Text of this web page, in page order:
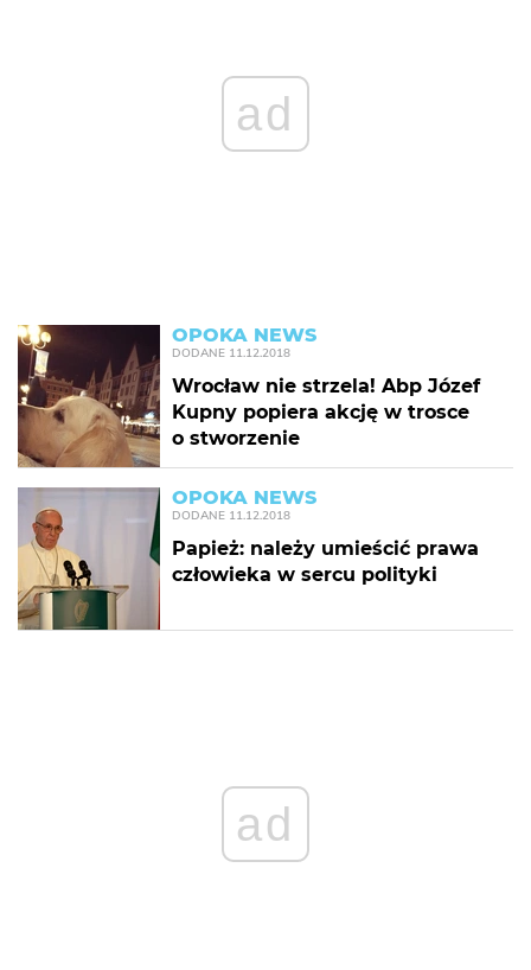
ad
OPOKA NEWS
DODANE 11.12.2018
Wrocław nie strzela! Abp Józef
Kupny popiera akcję w trosce
o stworzenie
OPOKA NEWS
DODANE 11.12.2018
Papież: należy umieścić prawa
człowieka w sercu polityki
ad